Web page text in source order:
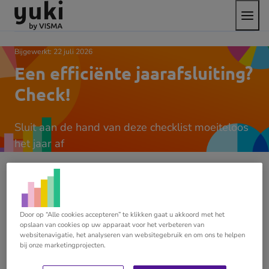
Direct
naar
content
Direct
naar
footer
Ga
naar
homepage
het
menu
Een efficiënte jaarafsluiting?
Check!
Bijgewerkt: 22 juli 2026
Sluit aan de hand van deze checklist moeiteloos
het jaar af
Het begin van het nieuwe jaar voor accountants is
altijd druk, zeker met diejaarafsluiting. In die wirwar
van activiteiten is het overzicht snel verloren.
Gelukkig hebben we een eenvoudige checklist voor je
Door op “Alle cookies accepteren” te klikken gaat u akkoord met het
opslaan van cookies op uw apparaat voor het verbeteren van
websitenavigatie, het analyseren van websitegebruik en om ons te helpen
bij onze marketingprojecten.